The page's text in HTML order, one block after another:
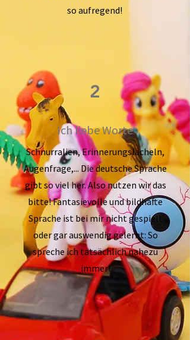
so aufregend!
2
Ich liebe Worte
Schnurralien, Erinnerungslächeln,
Augenfrage,... Die deutsche Sprache
gibt so viel her. Also nutzen wir das
bitte! Fantasievolle und bildhafte
Sprache ist bei mir nicht gespielt
oder gar auswendig gelernt: So
spreche ich tatsächlich nahezu
immer!